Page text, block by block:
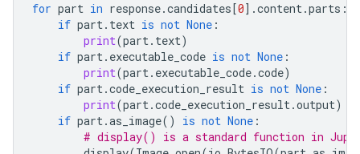
for part in response.candidates[0] .content.parts :
if part. text is not None :
print(part. text)
if part. executable_code is not None :
print(part. executable_code.code)
if part.code_execution_result is not None :
print(part.code_execution_result.output)
if part.as_image() is not None :
# display() is a standard function in